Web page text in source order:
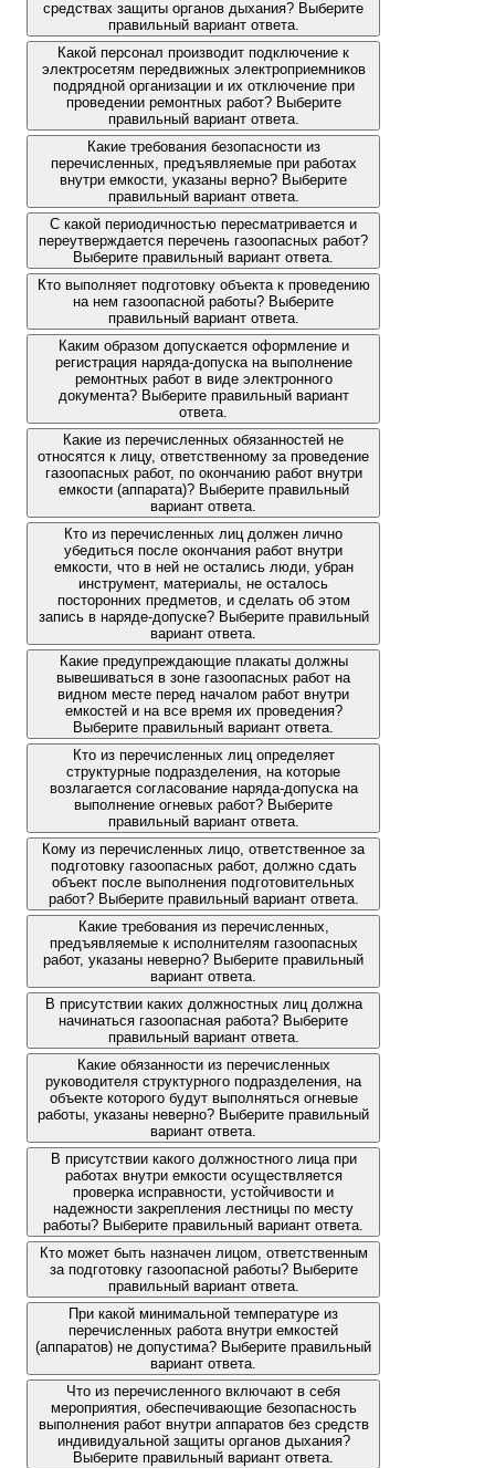
средствах защиты органов дыхания? Выберите
правильный вариант ответа.
Какой персонал производит подключение к
электросетям передвижных электроприемников
подрядной организации и их отключение при
проведении ремонтных работ? Выберите
правильный вариант ответа.
Какие требования безопасности из
перечисленных, предъявляемые при работах
внутри емкости, указаны верно? Выберите
правильный вариант ответа.
С какой периодичностью пересматривается и
переутверждается перечень газоопасных работ?
Выберите правильный вариант ответа.
Кто выполняет подготовку объекта к проведению
на нем газоопасной работы? Выберите
правильный вариант ответа.
Каким образом допускается оформление и
регистрация наряда-допуска на выполнение
ремонтных работ в виде электронного
документа? Выберите правильный вариант
ответа.
Какие из перечисленных обязанностей не
относятся к лицу, ответственному за проведение
газоопасных работ, по окончанию работ внутри
емкости (аппарата)? Выберите правильный
вариант ответа.
Кто из перечисленных лиц должен лично
убедиться после окончания работ внутри
емкости, что в ней не остались люди, убран
инструмент, материалы, не осталось
посторонних предметов, и сделать об этом
запись в наряде-допуске? Выберите правильный
вариант ответа.
Какие предупреждающие плакаты должны
вывешиваться в зоне газоопасных работ на
видном месте перед началом работ внутри
емкостей и на все время их проведения?
Выберите правильный вариант ответа.
Кто из перечисленных лиц определяет
структурные подразделения, на которые
возлагается согласование наряда-допуска на
выполнение огневых работ? Выберите
правильный вариант ответа.
Кому из перечисленных лицо, ответственное за
подготовку газоопасных работ, должно сдать
объект после выполнения подготовительных
работ? Выберите правильный вариант ответа.
Какие требования из перечисленных,
предъявляемые к исполнителям газоопасных
работ, указаны неверно? Выберите правильный
вариант ответа.
В присутствии каких должностных лиц должна
начинаться газоопасная работа? Выберите
правильный вариант ответа.
Какие обязанности из перечисленных
руководителя структурного подразделения, на
объекте которого будут выполняться огневые
работы, указаны неверно? Выберите правильный
вариант ответа.
В присутствии какого должностного лица при
работах внутри емкости осуществляется
проверка исправности, устойчивости и
надежности закрепления лестницы по месту
работы? Выберите правильный вариант ответа.
Кто может быть назначен лицом, ответственным
за подготовку газоопасной работы? Выберите
правильный вариант ответа.
При какой минимальной температуре из
перечисленных работа внутри емкостей
(аппаратов) не допустима? Выберите правильный
вариант ответа.
Что из перечисленного включают в себя
мероприятия, обеспечивающие безопасность
выполнения работ внутри аппаратов без средств
индивидуальной защиты органов дыхания?
Выберите правильный вариант ответа.